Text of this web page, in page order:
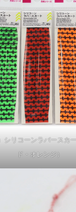
シリコーンラバースカ
ド・オレンジ）